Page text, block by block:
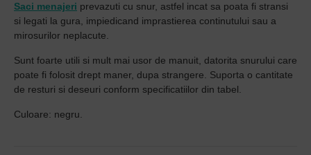
Saci menajeri prevazuti cu snur, astfel incat sa poata fi stransi
si legati la gura, impiedicand imprastierea continutului sau a
mirosurilor neplacute.
Sunt foarte utili si mult mai usor de manuit, datorita snurului care
poate fi folosit drept maner, dupa strangere. Suporta o cantitate
de resturi si deseuri conform specificatiilor din tabel.
Culoare: negru.